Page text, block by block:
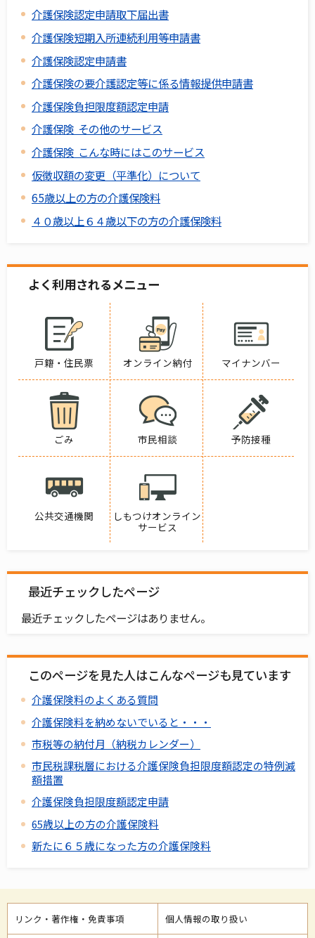
介護保険認定申請取下届出書
介護保険短期入所連続利用等申請書
介護保険認定申請書
介護保険の要介護認定等に係る情報提供申請書
介護保険負担限度額認定申請
介護保険 その他のサービス
介護保険 こんな時にはこのサービス
仮徴収額の変更（平準化）について
65歳以上の方の介護保険料
４０歳以上６４歳以下の方の介護保険料
よく利用されるメニュー
戸籍・住民票 オンライン納付 マイナンバー
ごみ 市民相談 予防接種
公共交通機関
しもつけオンライン
サービス
最近チェックしたページ
最近チェックしたページはありません。
このページを見た人はこんなページも見ています
介護保険料のよくある質問
介護保険料を納めないでいると・・・
市税等の納付月（納税カレンダー）
市民税課税層における介護保険負担限度額認定の特例減
額措置
介護保険負担限度額認定申請
65歳以上の方の介護保険料
新たに６５歳になった方の介護保険料
リンク・著作権・免責事項 個人情報の取り扱い